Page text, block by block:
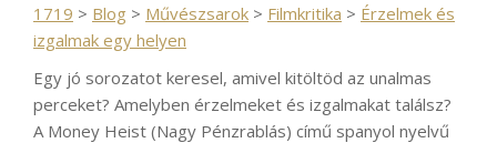
1719 > Blog > Művészsarok > Filmkritika > Érzelmek és
izgalmak egy helyen
Egy jó sorozatot keresel, amivel kitöltöd az unalmas
perceket? Amelyben érzelmeket és izgalmakat találsz?
A Money Heist (Nagy Pénzrablás) című spanyol nyelvű